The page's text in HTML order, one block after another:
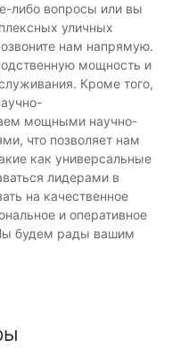
либо вопросы или вы
уличных
нам напрямую.
мощность и
Кроме того,
мощными научно-
что позволяет нам
как универсальные
лидерами в
на качественное
и оперативное
будем рады вашим